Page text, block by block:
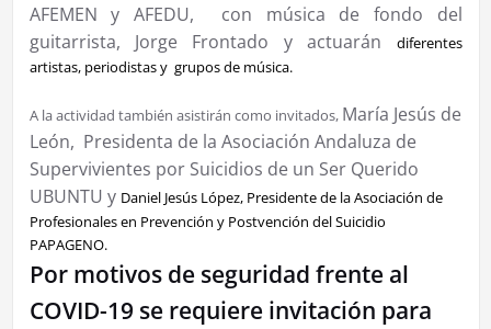
AFEMEN y AFEDU, con música de fondo del
guitarrista, Jorge Frontado y actuarán
diferentes
artistas, periodistas y grupos de música.
A la actividad también asistirán como invitados, María Jesús de
León, Presidenta de la Asociación Andaluza de
Supervivientes por Suicidios de un Ser Querido
UBUNTU y Daniel Jesús López, Presidente de la Asociación de
Profesionales en Prevención y Postvención del Suicidio
PAPAGENO.
Por motivos de seguridad frente al
COVID-19 se requiere invitación para